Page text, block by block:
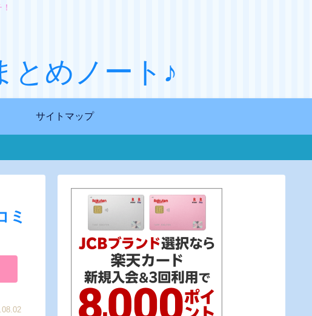
とめノート♪
サイトマップ
ミ